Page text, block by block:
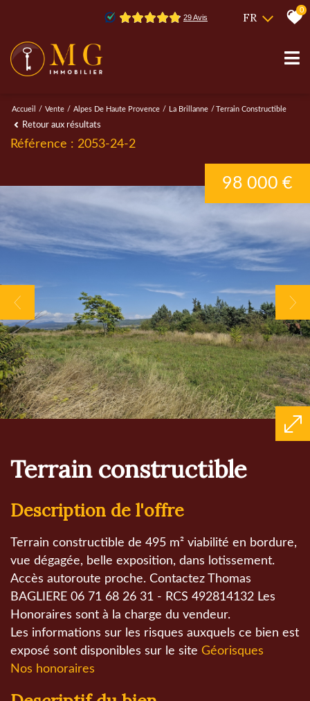
FR
0
Accueil Vente Alpes De Haute Provence La Brillanne Terrain Constructible
Retour aux résultats
Référence : 2053-24-2
98 000 €
terrain constructible
description de l'offre
Terrain constructible de 495 m² viabilité en bordure,
vue dégagée, belle exposition, dans lotissement.
Accès autoroute proche. Contactez Thomas
BAGLIERE 06 71 68 26 31 - RCS 492814132 Les
Honoraires sont à la charge du vendeur.
Les informations sur les risques auxquels ce bien est
exposé sont disponibles sur le site Géorisques
Nos honoraires